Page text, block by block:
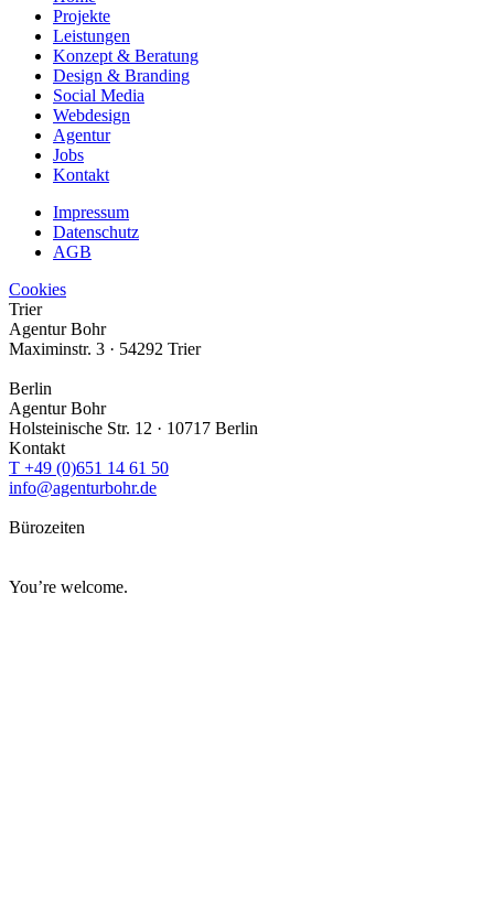
Projekte
Leistungen
Konzept & Beratung
Design & Branding
Social Media
Webdesign
Agentur
Jobs
Kontakt
Impressum
Datenschutz
AGB
Cookies
Trier
Agentur Bohr
Maximinstr. 3 · 54292 Trier
Berlin
Agentur Bohr
Holsteinische Str. 12 · 10717 Berlin
Kontakt
T +49 (0)651 14 61 50
info@agenturbohr.de
Bürozeiten
You’re welcome.